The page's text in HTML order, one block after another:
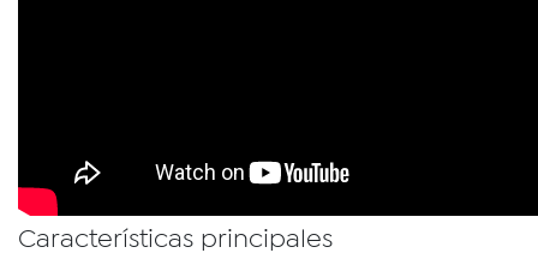
Características principales